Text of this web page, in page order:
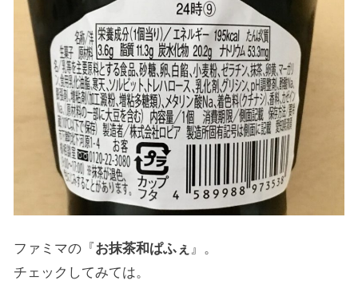
ファミマの『お抹茶和ぱふぇ 』。
チェックしてみては。